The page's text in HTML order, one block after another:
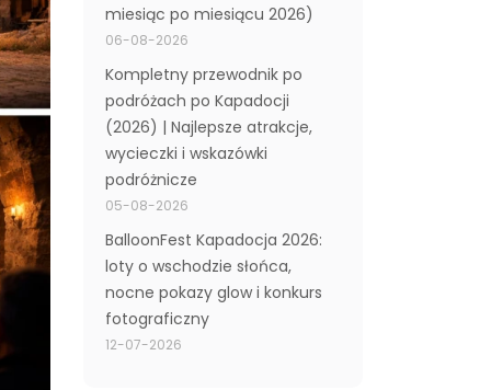
miesiąc po miesiącu 2026)
06-08-2026
Kompletny przewodnik po
podróżach po Kapadocji
(2026) | Najlepsze atrakcje,
wycieczki i wskazówki
podróżnicze
05-08-2026
BalloonFest Kapadocja 2026:
loty o wschodzie słońca,
nocne pokazy glow i konkurs
fotograficzny
12-07-2026